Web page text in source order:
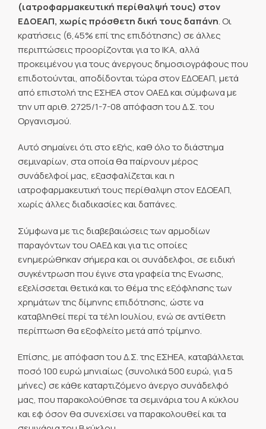
(ιατροφαρμακευτική περίθαλψή τους) στον
ΕΔΟΕΑΠ, χωρίς πρόσθετη δική τους δαπάνη. Οι
κρατήσεις (6,45% επί της επιδότησης) σε άλλες
περιπτώσεις προορίζονται για το ΙΚΑ, αλλά
προκειμένου για τους άνεργους δημοσιογράφους που
επιδοτούνται, αποδίδονται τώρα στον ΕΔΟΕΑΠ, μετά
από επιστολή της ΕΣΗΕΑ στον ΟΑΕΔ και σύμφωνα με
την υπ αριθ. 2725/1-7-08 απόφαση του Δ.Σ. του
Οργανισμού.
Αυτό σημαίνει ότι στο εξής, καθ όλο το διάστημα
σεμιναρίων, στα οποία θα παίρνουν μέρος
συνάδελφοί μας, εξασφαλίζεται και η
ιατροφαρμακευτική τους περίθαλψη στον ΕΔΟΕΑΠ,
χωρίς άλλες διαδικασίες και δαπάνες.
Σύμφωνα με τις διαβεβαιώσεις των αρμοδίων
παραγόντων του ΟΑΕΔ και για τις οποίες
ενημερώθηκαν σήμερα και οι συνάδελφοι, σε ειδική
συγκέντρωση που έγινε στα γραφεία της Ενωσης,
εξελίσσεται θετικά και το θέμα της εξόφλησης των
χρημάτων της δίμηνης επιδότησης, ώστε να
καταβληθεί περί τα τέλη Ιουλίου, ενώ σε αντίθετη
περίπτωση θα εξοφλείτο μετά από τρίμηνο.
Επίσης, με απόφαση του Δ.Σ. της ΕΣΗΕΑ, καταβάλλεται
ποσό 100 ευρώ μηνιαίως (συνολικά 500 ευρώ, για 5
μήνες) σε κάθε καταρτιζόμενο άνεργο συνάδελφό
μας, που παρακολούθησε τα σεμινάρια του Α κύκλου
και εφ όσον θα συνεχίσει να παρακολουθεί και τα